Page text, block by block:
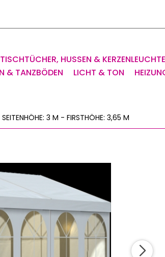
TISCHTÜCHER, HUSSEN &
& TANZBÖDEN LICHT & TON
3 M - FIRSTHÖHE: 3,65 M